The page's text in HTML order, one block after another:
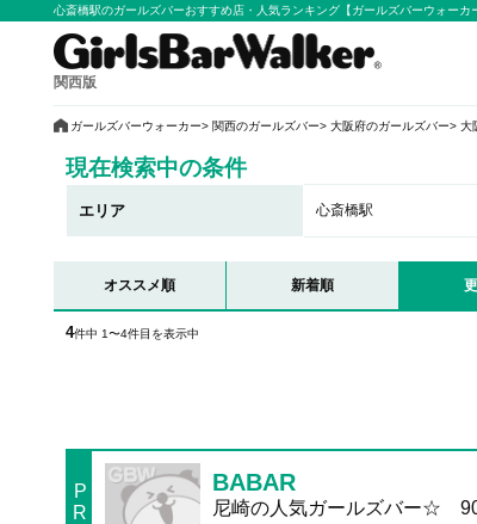
心斎橋駅のガールズバーおすすめ店・人気ランキング【ガールズバーウォーカ
関西版
ガールズバーウォーカー 関西のガールズバー 大阪府のガールズバー 大
現在検索中の条件
エリア 心斎橋駅
オススメ順 新着順
4件中 1〜4件目を表示中
P
R
BABAR
尼崎の人気ガールズバー☆